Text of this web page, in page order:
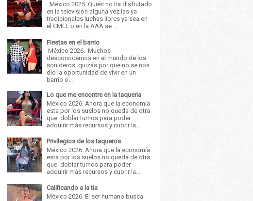
México 2025. Quién no ha disfrutado
en la televisión alguna vez las ya
tradicionales luchas libres ya sea en
el CMLL o en la AAA se ...
Fiestas en el barrio
México 2026. Muchos
desconocemos en el mundo de los
sonideros, quizás por que no se nos
dio la oportunidad de vivir en un
barrio o...
Lo que me encontre en la taqueria
México 2026. Ahora que la economía
esta por los suelos no queda de otra
que doblar turnos para poder
adquirir más recursos y cubrir la...
Privilegios de los taqueros
México 2026. Ahora que la economía
esta por los suelos no queda de otra
que doblar turnos para poder
adquirir más recursos y cubrir la...
Calificando a la tia
México 2026. El ser humano busca